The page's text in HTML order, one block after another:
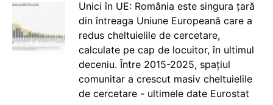
Unici în UE: România este singura țară
din întreaga Uniune Europeană care a
redus cheltuielile de cercetare,
calculate pe cap de locuitor, în ultimul
deceniu. Între 2015-2025, spațiul
comunitar a crescut masiv cheltuielile
de cercetare - ultimele date Eurostat